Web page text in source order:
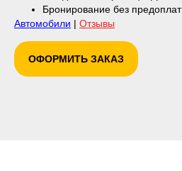
Бронирование без предоплат
Автомобили | Отзывы
ОФОРМИТЬ ЗАКАЗ